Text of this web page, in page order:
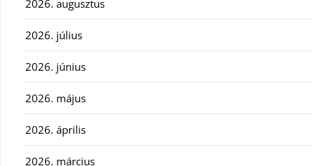
2026. augusztus
2026. július
2026. június
2026. május
2026. április
2026. március